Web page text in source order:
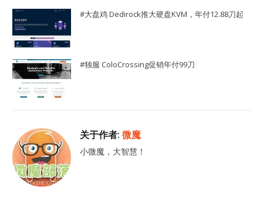
#大盘鸡 Dedirock推大硬盘KVM，年付12.88刀起
#独服 ColoCrossing促销年付99刀
关于作者:微魔
小微魔，大智慧！